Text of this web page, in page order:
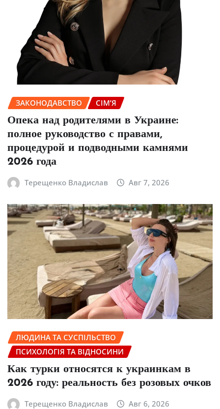
ЗАКОНОДАВСТВО СІМ’Я
Опека над родителями в Украине:
полное руководство с правами,
процедурой и подводными камнями
2026 года
Терещенко Владислав Авг 7, 2026
ЛЮДИНА ТА СУСПІЛЬСТВО
ПСИХОЛОГІЯ ТА ВІДНОСИНИ
Как турки относятся к украинкам в
2026 году: реальность без розовых очков
Терещенко Владислав Авг 6, 2026